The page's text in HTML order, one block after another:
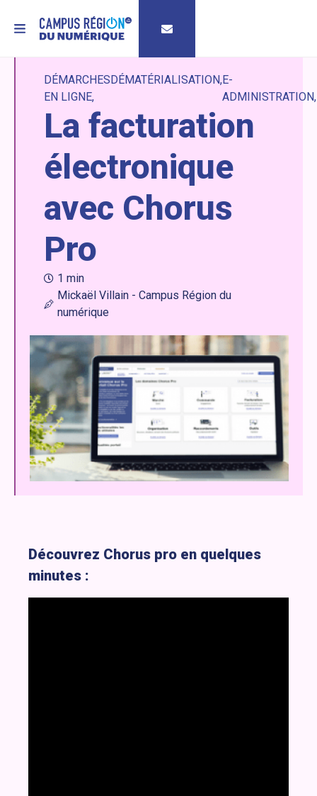
MENU
DÉMARCHES
EN LIGNE
DÉMATÉRIALISATION E-
ADMINISTRATION
La facturation
électronique
avec Chorus
Pro
1 min
Mickaël Villain - Campus Région du
numérique
Découvrez Chorus pro en quelques
minutes :